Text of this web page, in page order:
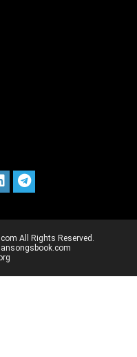
All Rights Reserved.